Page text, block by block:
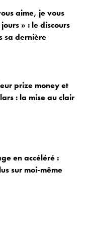
aime, je vous
» : le discours
sa dernière
prize money et
: la mise au clair
en accéléré :
sur moi-même